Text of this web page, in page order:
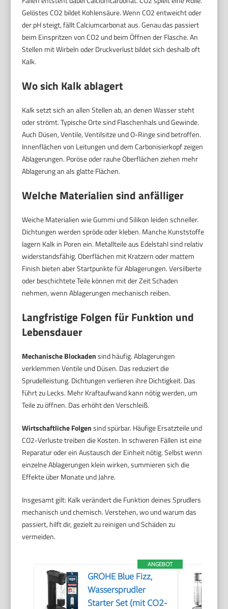
Gelöstes CO2 bildet Kohlensäure. Wenn CO2 entweicht oder
der pH steigt, fällt Calciumcarbonat aus. Genau das passiert
beim Einspritzen von CO2 und beim Öffnen der Flasche. An
Stellen mit Wirbeln oder Druckverlust bildet sich deshalb oft
Kalk.
Wo sich Kalk ablagert
Kalk setzt sich an allen Stellen ab, an denen Wasser steht
oder strömt. Typische Orte sind Flaschenhals und Gewinde.
Auch Düsen, Ventile, Ventilsitze und O-Ringe sind betroffen.
Innenflächen von Leitungen und dem Carbonisierkopf zeigen
Ablagerungen. Poröse oder rauhe Oberflächen ziehen mehr
Ablagerung an als glatte Flächen.
Welche Materialien sind anfälliger
Weiche Materialien wie Gummi und Silikon leiden schneller.
Dichtungen werden spröde oder kleben. Manche Kunststoffe
lagern Kalk in Poren ein. Metallteile aus Edelstahl sind relativ
widerstandsfähig. Oberflächen mit Kratzern oder mattem
Finish bieten aber Startpunkte für Ablagerungen. Versilberte
oder beschichtete Teile können mit der Zeit Schaden
nehmen, wenn Ablagerungen mechanisch reiben.
Langfristige Folgen für Funktion und
Lebensdauer
Mechanische Blockadensind häufig. Ablagerungen
verklemmen Ventile und Düsen. Das reduziert die
Sprudelleistung. Dichtungen verlieren ihre Dichtigkeit. Das
führt zu Lecks. Mehr Kraftaufwand kann nötig werden, um
Teile zu öffnen. Das erhöht den Verschleiß.
Wirtschaftliche Folgensind spürbar. Häufige Ersatzteile und
CO2-Verluste treiben die Kosten. In schweren Fällen ist eine
Reparatur oder ein Austausch der Einheit nötig. Selbst wenn
einzelne Ablagerungen klein wirken, summieren sich die
Effekte über Monate und Jahre.
Insgesamt gilt: Kalk verändert die Funktion deines Sprudlers
mechanisch und chemisch. Verstehen, wo und warum das
passiert, hilft dir, gezielt zu reinigen und Schäden zu
vermeiden.
ANGEBOT
GROHE Blue Fizz,
Wassersprudler
Starter Set (mit CO2-